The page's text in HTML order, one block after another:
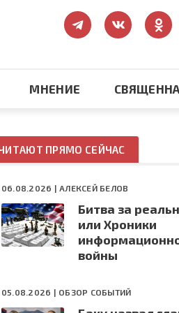
Конфликт на Украине
МНЕНИЕ
ПРЯМО СЕЙЧАС
06.08.2026 |АЛЕКСЕЙ БЕЛОВ
Битва за
или Хроники
войны
05.08.2026 | ОБЗОР СОБЫТИЙ